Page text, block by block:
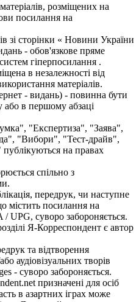
розміщених на
посилання на
зі сторінки « Новини України
- обов'язкове пряме
гіперпосилання .
в незалежності від
матеріалів.
- видань) - повинна бути
або в першому абзаці
"Експертиза", "Заява",
"Вибори", "Тест-драйв",
на правах
спільно з
передрук, чи наступне
містить посилання на
/ UPG, суворо забороняється.
Я-Корреспондент є автор
та відтворення
аудіовізуальних творів
- суворо забороняється.
призначені для осіб
в азартних іграх може